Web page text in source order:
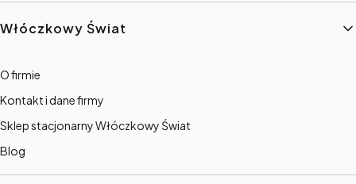
Włóczkowy Świat
O firmie
Kontakt i dane firmy
Sklep stacjonarny Włóczkowy Świat
Blog